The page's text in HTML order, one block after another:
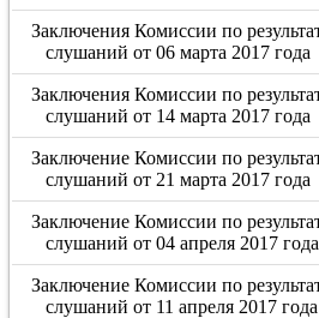
Заключения Комиссии по
слушаний от 06 марта 2017 года
Заключения Комиссии по
слушаний от 14 марта 2017 года
Заключение Комиссии по
слушаний от 21 марта 2017 года
Заключение Комиссии по
слушаний от 04 апреля 2017 года
Заключение Комиссии по
слушаний от 11 апреля 2017 года